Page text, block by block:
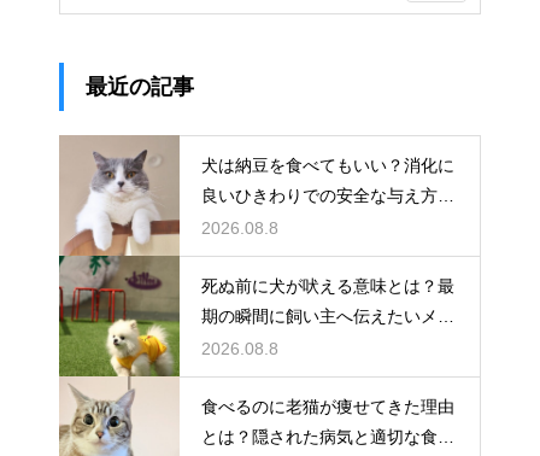
最近の記事
犬は納豆を食べてもいい？消化に
良いひきわりでの安全な与え方を
解説
2026.08.8
死ぬ前に犬が吠える意味とは？最
期の瞬間に飼い主へ伝えたいメッ
セージ
2026.08.8
食べるのに老猫が痩せてきた理由
とは？隠された病気と適切な食事